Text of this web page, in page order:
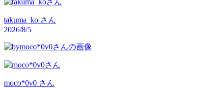
takuma_ko さん
2026/8/5
moco*0v0 さん